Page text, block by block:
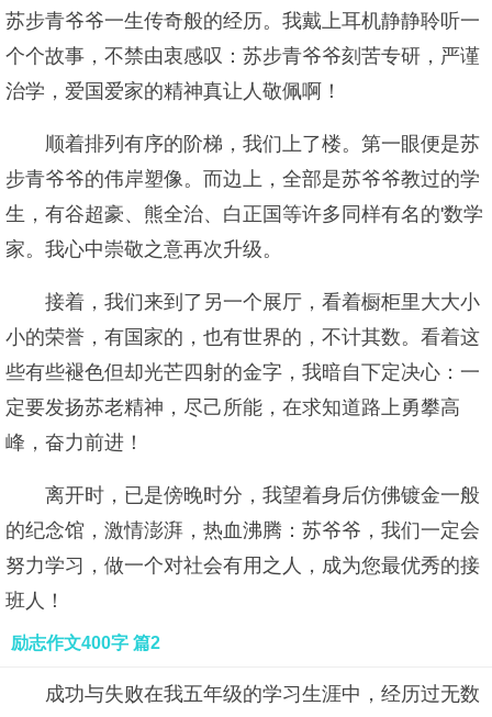
苏步青爷爷一生传奇般的经历。我戴上耳机静静聆听一
个个故事，不禁由衷感叹：苏步青爷爷刻苦专研，严谨
治学，爱国爱家的精神真让人敬佩啊！
顺着排列有序的阶梯，我们上了楼。第一眼便是苏
步青爷爷的伟岸塑像。而边上，全部是苏爷爷教过的学
生，有谷超豪、熊全治、白正国等许多同样有名的'数学
家。我心中崇敬之意再次升级。
接着，我们来到了另一个展厅，看着橱柜里大大小
小的荣誉，有国家的，也有世界的，不计其数。看着这
些有些褪色但却光芒四射的金字，我暗自下定决心：一
定要发扬苏老精神，尽己所能，在求知道路上勇攀高
峰，奋力前进！
离开时，已是傍晚时分，我望着身后仿佛镀金一般
的纪念馆，激情澎湃，热血沸腾：苏爷爷，我们一定会
努力学习，做一个对社会有用之人，成为您最优秀的接
班人！
励志作文400字 篇2
成功与失败在我五年级的学习生涯中，经历过无数